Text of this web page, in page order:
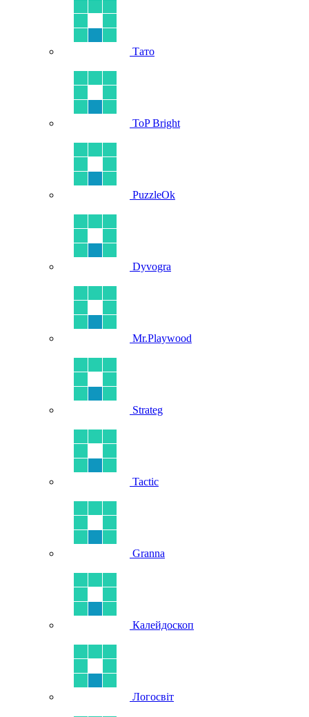
Тато
ToP Bright
PuzzleOk
Dyvogra
Mr.Playwood
Strateg
Tactic
Granna
Калейдоскоп
Логосвіт